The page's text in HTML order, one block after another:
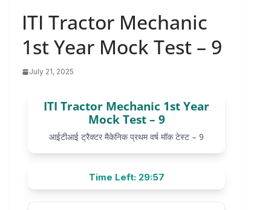
ITI Tractor Mechanic
1st Year Mock Test – 9
July 21, 2025
ITI Tractor Mechanic 1st Year
Mock Test – 9
आईटीआई ट्रैक्टर मैकेनिक प्रथम वर्ष मॉक टेस्ट – 9
Time Left: 29:57